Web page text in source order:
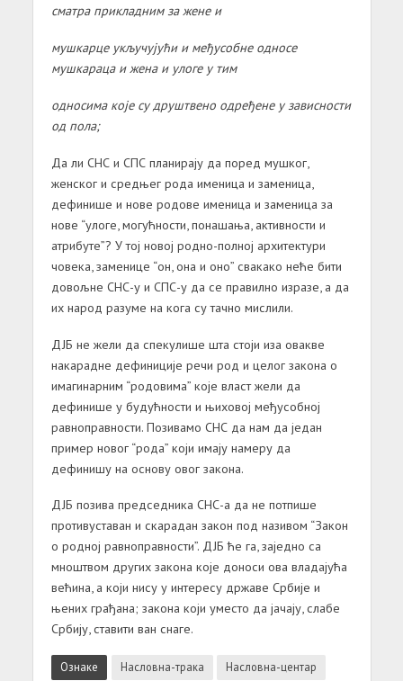
сматра прикладним за жене и
мушкарце укључујући и међусобне односе
мушкараца и жена и улоге у тим
односима које су друштвено одређене у зависности
од пола;
Да ли СНС и СПС планирају да поред мушког,
женског и средњег рода именица и заменица,
дефинише и нове родове именица и заменица за
нове “улоге, могућности, понашања, активности и
атрибуте”? У тој новој родно-полној архитектури
човека, заменице “он, она и оно” свакако неће бити
довољне СНС-у и СПС-у да се правилно изразе, а да
их народ разуме на кога су тачно мислили.
ДЈБ не жели да спекулише шта стоји иза овакве
накарадне дефиниције речи род и целог закона о
имагинарним “родовима” које власт жели да
дефинише у будућности и њиховој међусобној
равноправности. Позивамо СНС да нам да један
пример новог “рода” који имају намеру да
дефинишу на основу овог закона.
ДЈБ позива председника СНС-а да не потпише
противуставан и скарадан закон под називом “Закон
о родној равноправности”. ДЈБ ће га, заједно са
мноштвом других закона које доноси ова владајућа
већина, а који нису у интересу државе Србије и
њених грађана; закона који уместо да јачају, слабе
Србију, ставити ван снаге.
Ознаке Насловна-трака Насловна-центар